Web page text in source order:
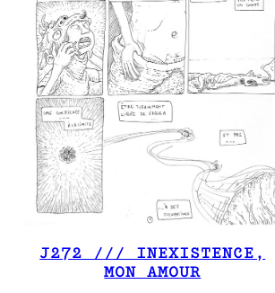
J272 /// INEXISTENCE,
MON AMOUR